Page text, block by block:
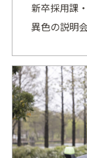
新卒採用課
異色の説明